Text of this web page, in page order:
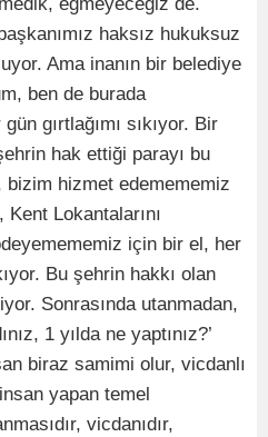
eğmeyeceğiz de.
haksız hukuksuz
Ama inanın bir belediye
ben de burada
gırtlağımı sıkıyor. Bir
hak ettiği parayı bu
hizmet edemememiz
Lokantalarını
için bir el, her
Bu şehrin hakkı olan
Sonrasında utanmadan,
1 yılda ne yaptınız?’
biraz samimi olur, vicdanlı
yapan temel
vicdanıdır,